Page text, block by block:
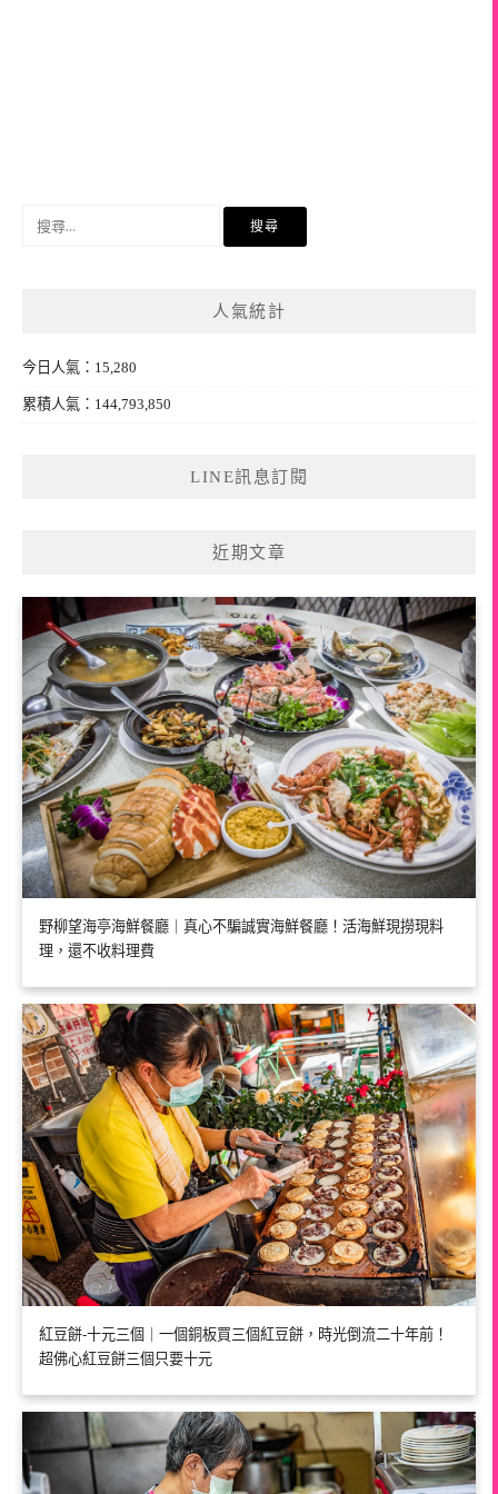
人氣統計
今日人氣：15,280
累積人氣：144,793,850
LINE訊息訂閱
近期文章
野柳望海亭海鮮餐廳｜真心不騙誠實海鮮餐廳！活海鮮現撈現料
理，還不收料理費
紅豆餅-十元三個｜一個銅板買三個紅豆餅，時光倒流二十年前！
超佛心紅豆餅三個只要十元